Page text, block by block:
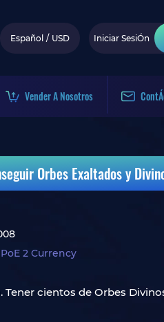
Español / USD Iniciar SesiÓn
Vender A Nosotros
Orbes Exaltados y
2 Currency
cientos de Orbes